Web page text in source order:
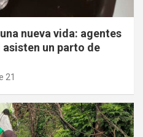
nueva vida: agentes
un parto de
21